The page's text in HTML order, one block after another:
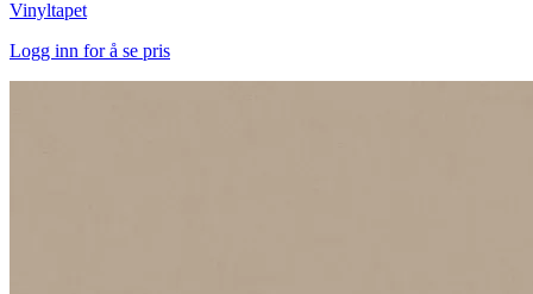
Vinyltapet
Logg inn for å se pris